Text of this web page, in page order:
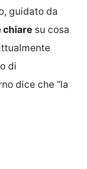
guidato da
chiare su cosa
di
dice che “la